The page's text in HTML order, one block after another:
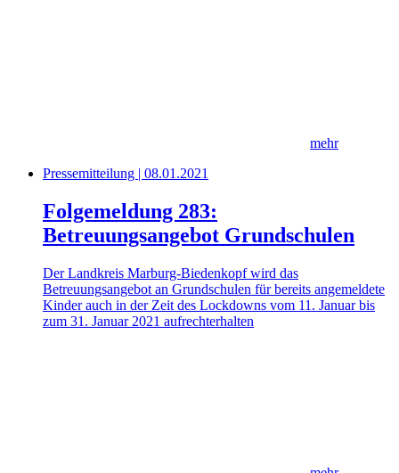
mehr
Pressemitteilung | 08.01.2021
Folgemeldung 283:
Betreuungsangebot Grundschulen
Der Landkreis Marburg-Biedenkopf wird das
Betreuungsangebot an Grundschulen für bereits angemeldete
Kinder auch in der Zeit des Lockdowns vom 11. Januar bis
zum 31. Januar 2021 aufrechterhalten